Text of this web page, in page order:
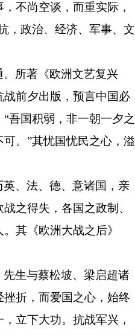
不尚空谈，而重实际，
，政治、经济、军事、文
所著《欧洲文艺复兴
前夕出版，预言中国必
“吾国积弱，非一朝一夕之
。”其忧国忧民之心，溢
、法、德、意诸国，亲
之得失，各国之政制、
其《欧洲大战之后》
生与蔡松坡、梁启超诸
折，而爱国之心，始终
立下大功。抗战军兴，